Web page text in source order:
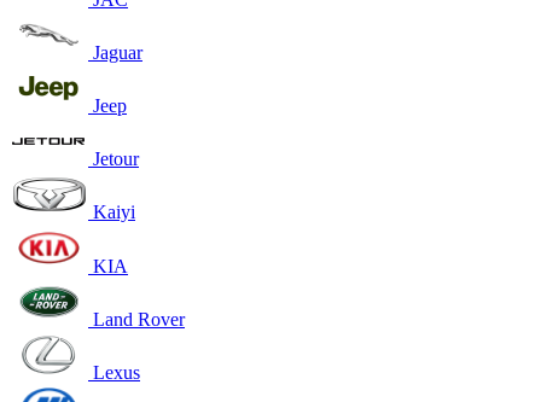
Jaguar
Jeep
Jetour
Kaiyi
KIA
Land Rover
Lexus